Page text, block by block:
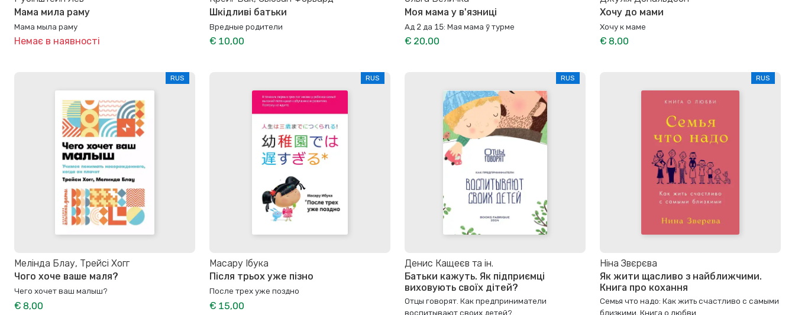
Мама мила раму
Мама мыла раму
Немає в наявності
Шкідливі батьки
Вредные родители
€ 10,00
Моя мама у в'язниці
Ад 2 да 15: Мая мама ў турме
€ 20,00
Хочу до мами
Хочу к маме
€ 8,00
RUS
Мелінда Блау, Трейсі Хогг
Чого хоче ваше маля?
Чего хочет ваш малыш?
€ 8,00
RUS
Масару Ібука
Після трьох уже пізно
После трех уже поздно
€ 15,00
RUS
Денис Кащеєв та ін.
Батьки кажуть. Як підприємці
виховують своїх дітей?
Отцы говорят. Как предприниматели
воспитывают своих детей?
RUS
Ніна Звєрєва
Як жити щасливо з найближчими.
Книга про кохання
Семья что надо: Как жить счастливо с самыми
близкими. Книга о любви